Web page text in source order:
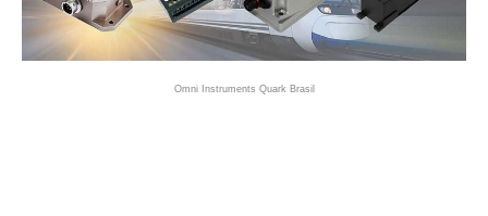
Omni Instruments Quark Brasil